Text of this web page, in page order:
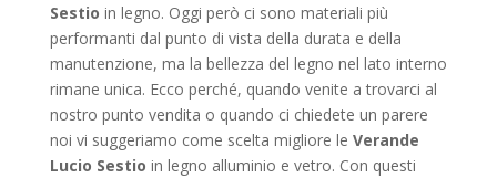
Sestio in legno. Oggi però ci sono materiali più
performanti dal punto di vista della durata e della
manutenzione, ma la bellezza del legno nel lato interno
rimane unica. Ecco perché, quando venite a trovarci al
nostro punto vendita o quando ci chiedete un parere
noi vi suggeriamo come scelta migliore le Verande
Lucio Sestio in legno alluminio e vetro. Con questi